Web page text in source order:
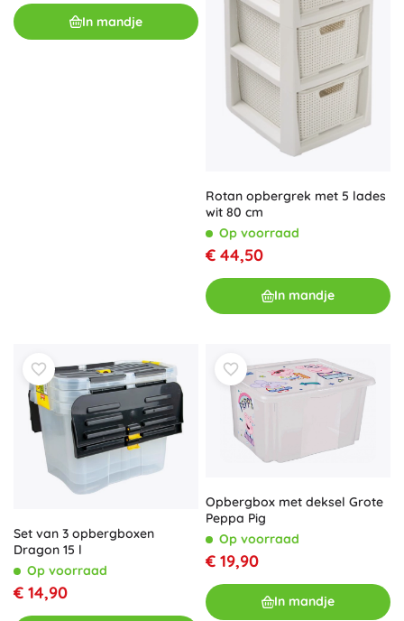
In mandje
Rotan opbergrek met 5 lades
wit 80 cm
Op voorraad
€ 44,50
In mandje
Set van 3 opbergboxen
Dragon 15 l
Op voorraad
€ 14,90
Opbergbox met deksel Grote
Peppa Pig
Op voorraad
€ 19,90
In mandje